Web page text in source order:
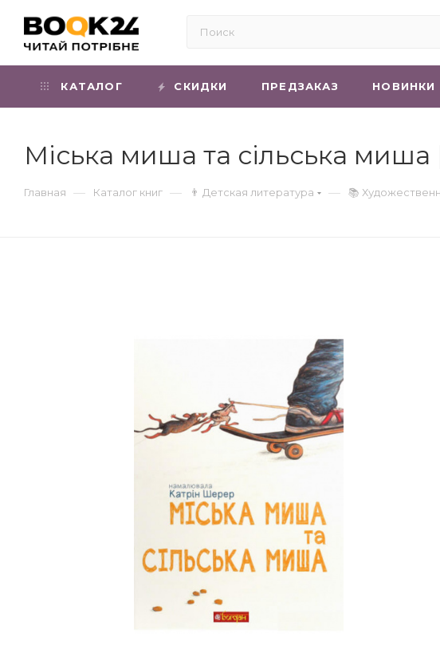
КАТАЛОГ СКИДКИ ПРЕДЗАКАЗ НОВИНКИ
Міська миша та сільська
Главная — Каталог книг — 👨 Детская литература — 📚